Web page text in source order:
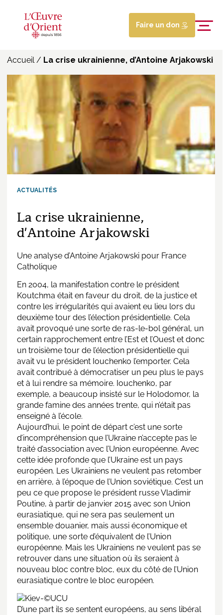
Faire un don
Accueil/ La crise ukrainienne, d’Antoine Arjakowski
ACTUALITÉS
La crise ukrainienne,
d'Antoine Arjakowski
Une analyse d’Antoine Arjakowski pour France
Catholique
En 2004, la manifestation contre le président
Koutchma était en faveur du droit, de la justice et
contre les irrégularités qui avaient eu lieu lors du
deuxième tour des l’élection présidentielle. Cela
avait provoqué une sorte de ras-le-bol général, un
certain rapprochement entre l’Est et l’Ouest et donc
un troisième tour de l’élection présidentielle qui
avait vu le président Iouchenko l’emporter. Cela
avait contribué à démocratiser un peu plus le pays
et à lui rendre sa mémoire. Iouchenko, par
exemple, a beaucoup insisté sur le Holodomor, la
grande famine des années trente, qui n’était pas
enseigné à l’école.
Aujourd’hui, le point de départ c’est une sorte
d’incompréhension que l’Ukraine n’accepte pas le
traité d’association avec l’Union européenne. Avec
cette idée profonde que l’Ukraine est un pays
européen. Les Ukrainiens ne veulent pas retomber
en arrière, à l’époque de l’Union soviétique. C’est un
peu ce que propose le président russe Vladimir
Poutine, à partir de janvier 2015 avec son Union
eurasiatique, qui ne sera pas seulement un
ensemble douanier, mais aussi économique et
politique, une sorte d’équivalent de l’Union
européenne. Mais les Ukrainiens ne veulent pas se
retrouver dans une situation où ils seraient à
nouveau bloc contre bloc, eux du côté de l’Union
eurasiatique contre le bloc européen.
D’une part ils se sentent européens, au sens libéral